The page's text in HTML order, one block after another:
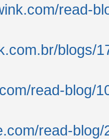
read-
blogs/
read-blog/
read-